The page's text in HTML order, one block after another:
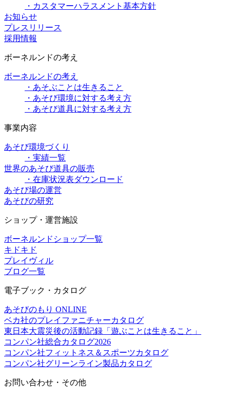
・カスタマーハラスメント基本方針
お知らせ
プレスリリース
採用情報
ボーネルンドの考え
ボーネルンドの考え
・あそぶことは生きること
・あそび環境に対する考え方
・あそび道具に対する考え方
事業内容
あそび環境づくり
・実績一覧
世界のあそび道具の販売
・在庫状況表ダウンロード
あそび場の運営
あそびの研究
ショップ・運営施設
ボーネルンドショップ一覧
キドキド
プレイヴィル
ブログ一覧
電子ブック・カタログ
あそびのもり ONLINE
ベカ社のプレイファニチャーカタログ
東日本大震災後の活動記録「遊ぶことは生きること」
コンパン社総合カタログ2026
コンパン社フィットネス＆スポーツカタログ
コンパン社グリーンライン製品カタログ
お問い合わせ・その他